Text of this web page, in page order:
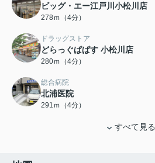
ビッグ・エー江戸川小松川店
278ｍ（4分）
ドラッグストア
どらっぐぱぱす 小松川店
280ｍ（4分）
総合病院
北浦医院
291ｍ（4分）
すべて見る